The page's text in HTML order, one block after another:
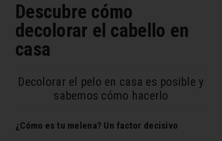
Descubre cómo
decolorar el cabello en
casa
Decolorar el pelo en casa es posible y
sabemos cómo hacerlo
¿Cómo es tu melena? Un factor decisivo